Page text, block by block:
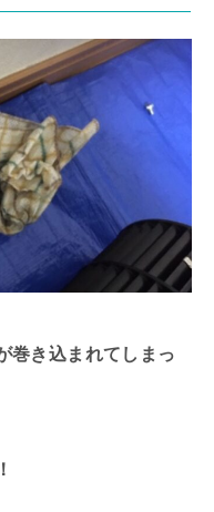
巻き込まれてしまっ